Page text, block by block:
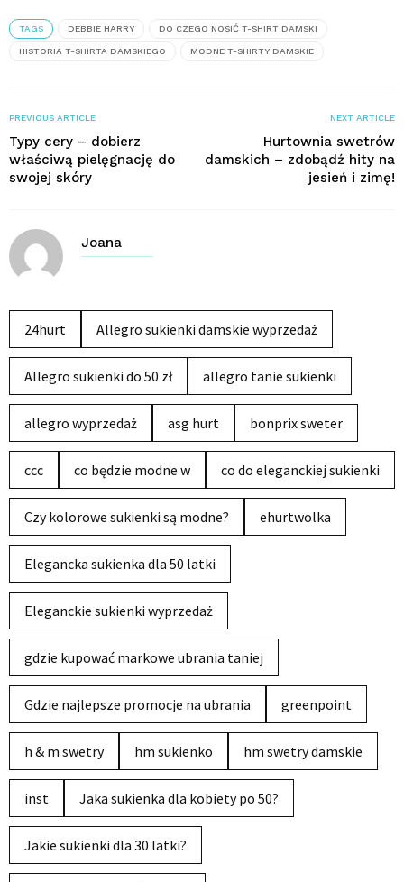
TAGS DEBBIE HARRY DO CZEGO NOSIĆ T-SHIRT DAMSKI
HISTORIA T-SHIRTA DAMSKIEGO MODNE T-SHIRTY DAMSKIE
PREVIOUS ARTICLE
Typy cery – dobierz
właściwą pielęgnację do
swojej skóry
NEXT ARTICLE
Hurtownia swetrów
damskich – zdobądź hity na
jesień i zimę!
Joana
24hurt Allegro sukienki damskie wyprzedaż
Allegro sukienki do 50 zł allegro tanie sukienki
allegro wyprzedaż asg hurt bonprix sweter
ccc co będzie modne w co do eleganckiej sukienki
Czy kolorowe sukienki są modne? ehurtwolka
Elegancka sukienka dla 50 latki
Eleganckie sukienki wyprzedaż
gdzie kupować markowe ubrania taniej
Gdzie najlepsze promocje na ubrania greenpoint
h & m swetry hm sukienko hm swetry damskie
inst Jaka sukienka dla kobiety po 50?
Jakie sukienki dla 30 latki?